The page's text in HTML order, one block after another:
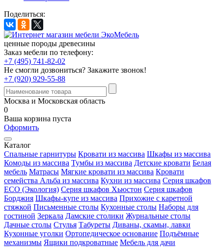
Поделиться:
ценные породы древесины
Заказ мебели по телефону:
+7 (495) 741-82-02
Не смогли дозвониться? Закажите звонок!
+7 (920) 929-55-88
Москва и Московская область
0
Ваша корзина пуста
Оформить
Каталог
Спальные гарнитуры Кровати из массива Шкафы из массива
Комоды из массива Тумбы из массива Детские кровати Белая
мебель Матрасы Мягкие кровати из массива Кровати
семейства Альба из массива Кухни из массива Серия шкафов
ECO (Экология) Серия шкафов Хьюстон Серия шкафов
Борджия Шкафы-купе из массива Прихожие с каретной
стяжкой Письменные столы Кухонные столы Наборы для
гостиной Зеркала Дамские столики Журнальные столы
Дачные столы Стулья Табуреты Диваны, скамьи, лавки
Кухонные уголки Ортопедическое основание Подъёмные
механизмы Ящики подкроватные Мебель для дачи